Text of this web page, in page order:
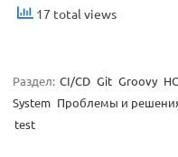
17 total views
Раздел: CI/CD Git Groovy
System Проблемы и
test